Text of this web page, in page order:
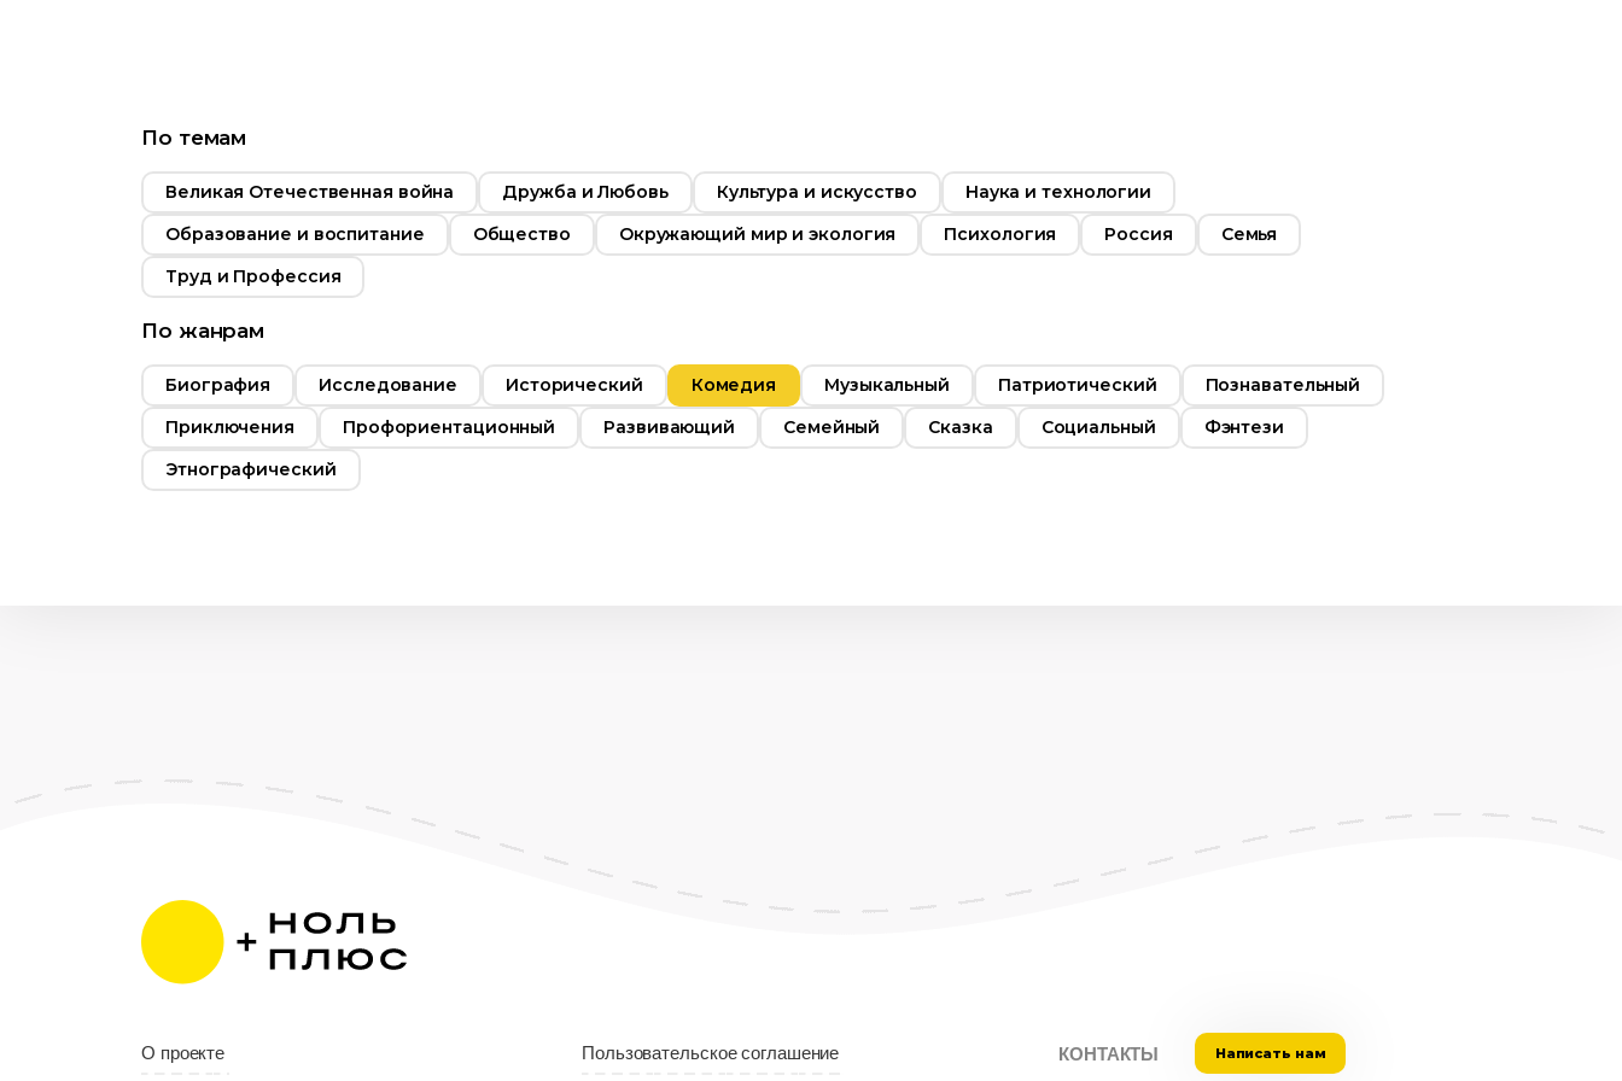
Страна
Язык Русский
По темам
Великая Отечественная война Дружба и Любовь Культура и искусство
Наука и технологии
Образование и воспитание
Общество Окружающий мир и экология Психология Россия
Семья
Труд и Профессия
По жанрам
Биография Исследование Исторический Комедия Музыкальный Патриотический
Познавательный
Приключения
Профориентационный Развивающий Семейный Сказка Социальный
Фэнтези
Этнографический
О проекте Пользовательское соглашение КОНТАКТЫ Написать нам